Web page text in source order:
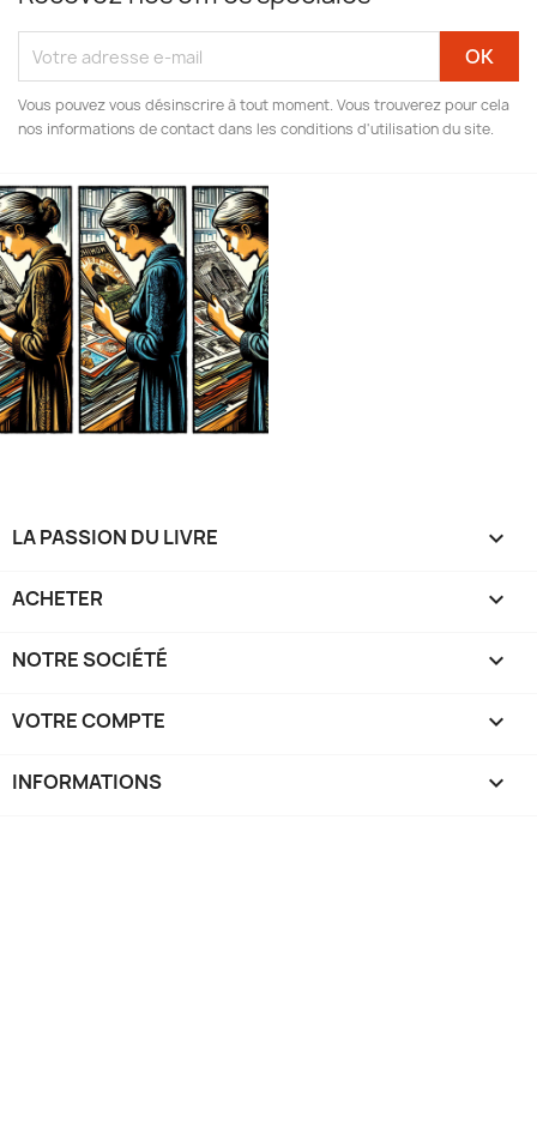
Vous pouvez vous désinscrire à tout moment. Vous trouverez pour cela
nos informations de contact dans les conditions d'utilisation du site.
LA PASSION DU LIVRE 
ACHETER 
NOTRE SOCIÉTÉ 
VOTRE COMPTE 
INFORMATIONS keyboard_arrow_down